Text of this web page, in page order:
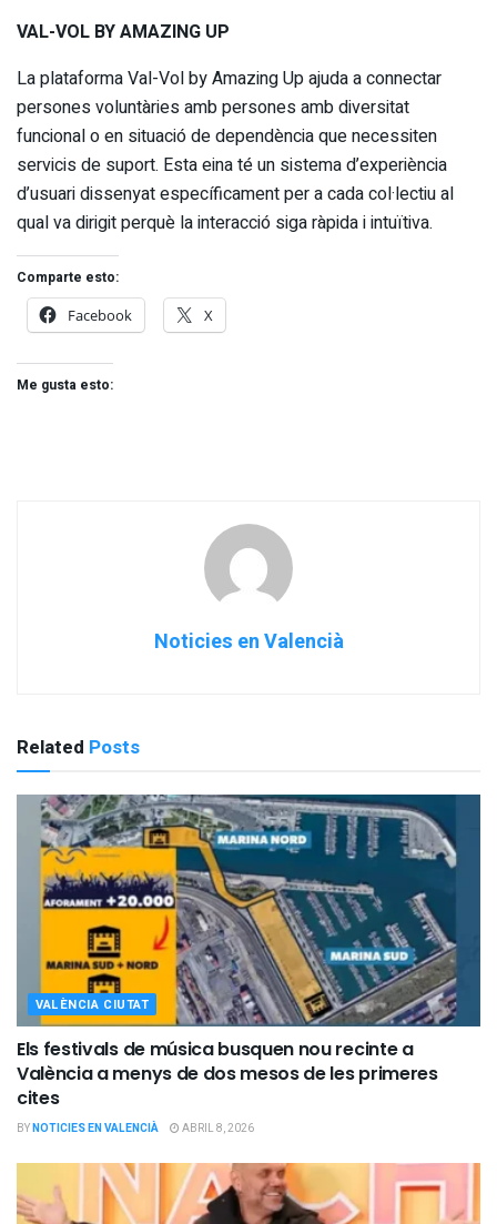
VAL-VOL BY AMAZING UP
La plataforma Val-Vol by Amazing Up ajuda a connectar
persones voluntàries amb persones amb diversitat
funcional o en situació de dependència que necessiten
servicis de suport. Esta eina té un sistema d’experiència
d’usuari dissenyat específicament per a cada col·lectiu al
qual va dirigit perquè la interacció siga ràpida i intuïtiva.
Comparte esto:
Facebook
X
Me gusta esto:
Noticies en Valencià
Related Posts
VALÈNCIA CIUTAT
Els festivals de música busquen nou recinte a
València a menys de dos mesos de les primeres
cites
BYNOTICIES EN VALENCIÀ ABRIL 8, 2026